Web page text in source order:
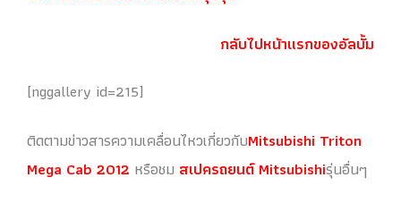
กลับไปหน้าแรกของอัลบั้ม
[nggallery id=215]
ติดตามข่าวสารความเคลื่อนไหวเกี่ยวกับMitsubishi Triton
Mega Cab 2012 หรือชม สเปครถยนต์ Mitsubishiรุ่นอื่นๆ